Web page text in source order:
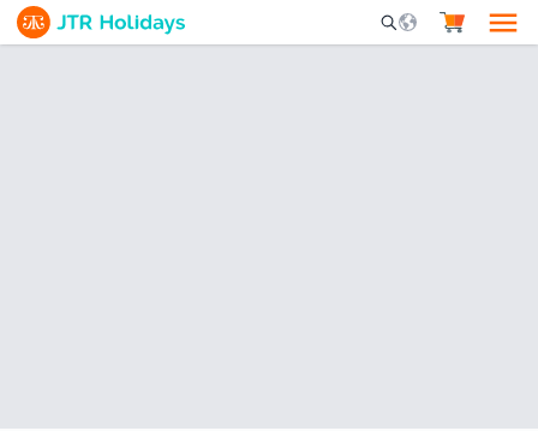
Mobile Search